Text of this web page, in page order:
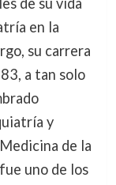
en la
su carrera
a tan solo
y
de la
uno de los